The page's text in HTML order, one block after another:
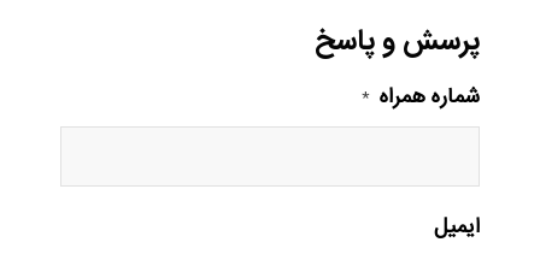
پرسش و پاسخ
شماره همراه *
ایمیل